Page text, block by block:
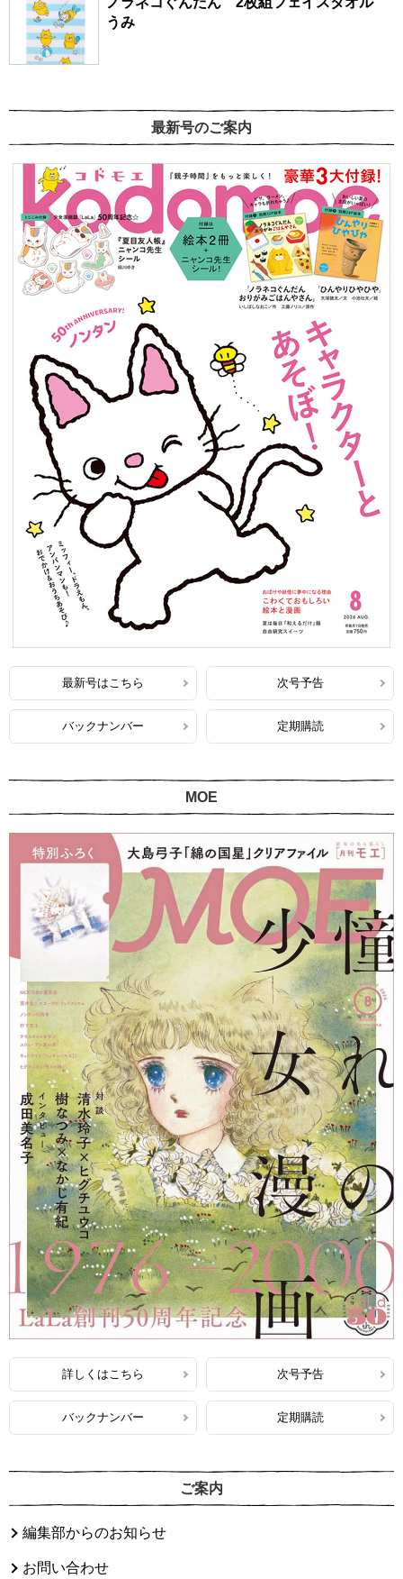
うみ
最新号のご案内
最新号はこちら 次号予告
バックナンバー 定期購読
MOE
詳しくはこちら 次号予告
バックナンバー 定期購読
ご案内
編集部からのお知らせ
お問い合わせ